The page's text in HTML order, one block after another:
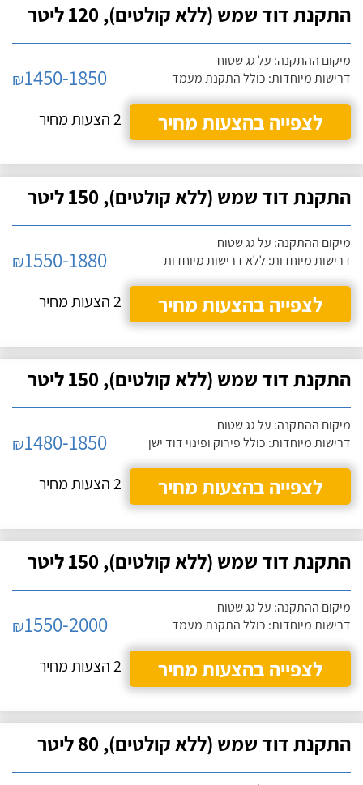
התקנת דוד שמש (ללא קולטים), 120 ליטר
מיקום ההתקנה: על גג שטוח
דרישות מיוחדות: כולל התקנת מעמד
₪1450-1850
לצפייה בהצעות מחיר
2 הצעות מחיר
התקנת דוד שמש (ללא קולטים), 150 ליטר
מיקום ההתקנה: על גג שטוח
דרישות מיוחדות: ללא דרישות מיוחדות
₪1550-1880
לצפייה בהצעות מחיר
2 הצעות מחיר
התקנת דוד שמש (ללא קולטים), 150 ליטר
מיקום ההתקנה: על גג שטוח
דרישות מיוחדות: כולל פירוק ופינוי דוד ישן
₪1480-1850
לצפייה בהצעות מחיר
2 הצעות מחיר
התקנת דוד שמש (ללא קולטים), 150 ליטר
מיקום ההתקנה: על גג שטוח
דרישות מיוחדות: כולל התקנת מעמד
₪1550-2000
לצפייה בהצעות מחיר
2 הצעות מחיר
התקנת דוד שמש (ללא קולטים), 80 ליטר